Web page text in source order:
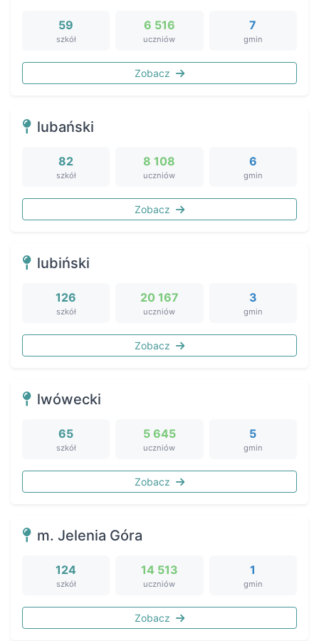
59
szkół
6 516
uczniów
7
gmin
Zobacz
lubański
82
szkół
8 108
uczniów
6
gmin
Zobacz
lubiński
126
szkół
20 167
uczniów
3
gmin
Zobacz
lwówecki
65
szkół
5 645
uczniów
5
gmin
Zobacz
m. Jelenia Góra
124
szkół
14 513
uczniów
1
gmin
Zobacz